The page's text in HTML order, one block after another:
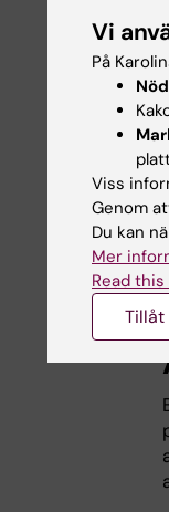
Vi
På
Viss
Genom
Du kan
Mer
Read
Tillåt